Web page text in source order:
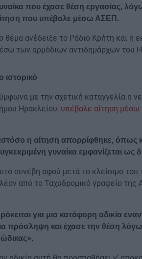
που έχασε θέση εργασίας,
που υπέβαλε μέσω ΑΣΕΠ.
θέμα ανέδειξε το Ράδιο Κρήτη και
των αρμόδιων αντιδημάρχων του
ιστορικό
με την σχετική καταγγελία η
Ηρακλείου, υπέβαλε αίτηση
η αίτηση απορρίφθηκε, όπως
γυναίκα εμφανίζεται
συνέβη αφού μετά το κλείσιμο του
από το Ταχυδρομικό γραφείο της
για μια κατάφορη αδικία
πρόσληψη και έχασε την θέση